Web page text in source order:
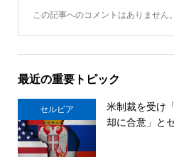
この記事へのコメントはありません。
最近の重要トピック
セルビア
米制裁を受け
却に合意」と